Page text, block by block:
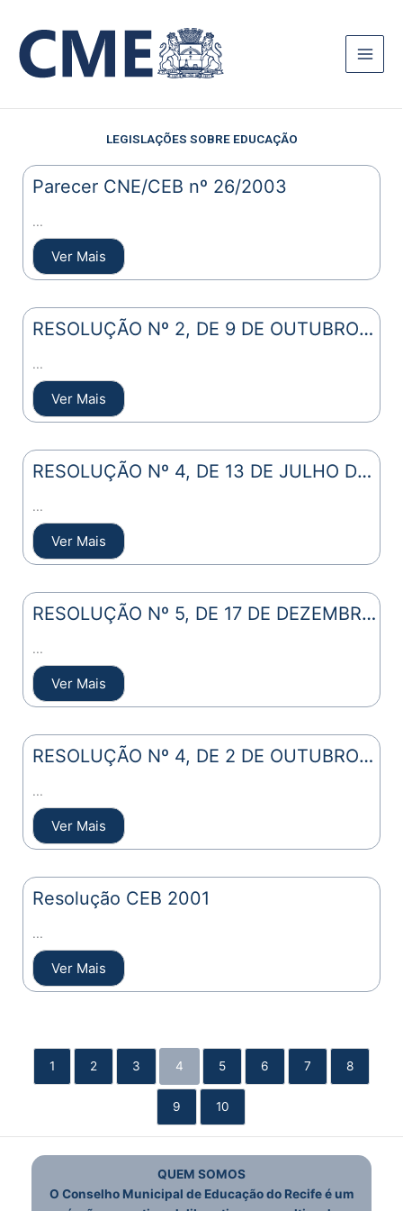
conteúdo
LEGISLAÇÕES SOBRE EDUCAÇÃO
Parecer CNE/CEB nº 26/2003
...
Ver Mais
RESOLUÇÃO Nº 2, DE 9 DE OUTUBRO
...
Ver Mais
RESOLUÇÃO Nº 4, DE 13 DE JULHO DE
...
Ver Mais
RESOLUÇÃO Nº 5, DE 17 DE DEZEMBRO
...
Ver Mais
RESOLUÇÃO Nº 4, DE 2 DE OUTUBRO
...
Ver Mais
Resolução CEB 2001
...
Ver Mais
1 2 3 4 5 6 7 8
9 10
QUEM SOMOS
O Conselho Municipal de Educação do Recife é um